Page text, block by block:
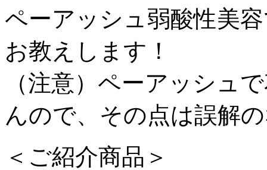
ペーアッシュ弱酸性美
お教えします！
（注意）ペーアッシュ
んので、その点は誤解
＜ご紹介商品＞